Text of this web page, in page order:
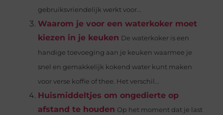
gebruiksvriendelijk werkt voor...
Waarom je voor een waterkoker moet
kiezen in je keuken De waterkoker is een
handige toevoeging aan je keuken waarmee je
snel en gemakkelijk kokend water kunt maken
voor verse koffie of thee. Het verschil...
Huismiddeltjes om ongedierte op
afstand te houden Op het moment dat je last